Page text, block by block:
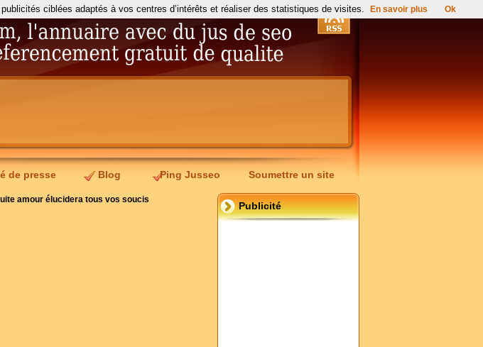
de presse Blog Ping Jusseo Soumettre un site
Publicité
amour élucidera tous vos soucis
ciblées adaptés à vos centres d’intérêts et réaliser des statistiques de visites. En savoir plus Ok